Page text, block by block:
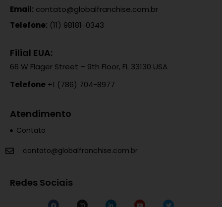
Email: contato@globalfranchise.com.br
Telefone: (11) 98181-0343
Filial EUA:
66 W Flager Street – 9th Floor, FL 33130 USA
Telefone +1 (786) 704-8977
Atendimento
Contato
contato@globalfranchise.com.br
Redes Sociais